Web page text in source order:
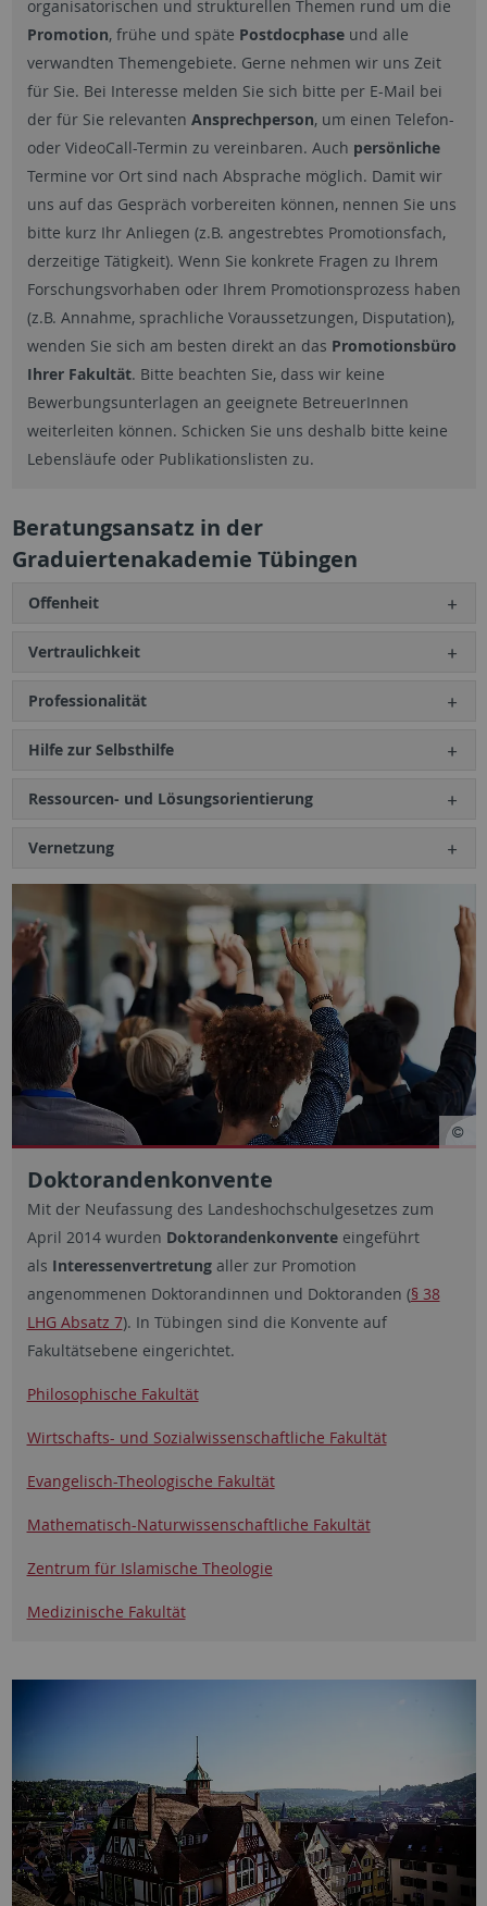
organisatorischen und strukturellen Themen rund um die
Promotion, frühe und späte Postdocphase und alle
verwandten Themengebiete. Gerne nehmen wir uns Zeit
für Sie. Bei Interesse melden Sie sich bitte per E-Mail bei
der für Sie relevanten Ansprechperson, um einen Telefon-
oder VideoCall-Termin zu vereinbaren. Auch persönliche
Termine vor Ort sind nach Absprache möglich. Damit wir
uns auf das Gespräch vorbereiten können, nennen Sie uns
bitte kurz Ihr Anliegen (z.B. angestrebtes Promotionsfach,
derzeitige Tätigkeit). Wenn Sie konkrete Fragen zu Ihrem
Forschungsvorhaben oder Ihrem Promotionsprozess haben
(z.B. Annahme, sprachliche Voraussetzungen, Disputation),
wenden Sie sich am besten direkt an das Promotionsbüro
Ihrer Fakultät. Bitte beachten Sie, dass wir keine
Bewerbungsunterlagen an geeignete BetreuerInnen
weiterleiten können. Schicken Sie uns deshalb bitte keine
Lebensläufe oder Publikationslisten zu.
Beratungsansatz in der
Graduiertenakademie Tübingen
Offenheit
Vertraulichkeit
Professionalität
Hilfe zur Selbsthilfe
Ressourcen- und Lösungsorientierung
Vernetzung
Doktorandenkonvente
Mit der Neufassung des Landeshochschulgesetzes zum
April 2014 wurden Doktorandenkonvente eingeführt
als Interessenvertretung aller zur Promotion
angenommenen Doktorandinnen und Doktoranden (§ 38
LHG Absatz 7). In Tübingen sind die Konvente auf
Fakultätsebene eingerichtet.
Philosophische Fakultät
Wirtschafts- und Sozialwissenschaftliche Fakultät
Evangelisch-Theologische Fakultät
Mathematisch-Naturwissenschaftliche Fakultät
Zentrum für Islamische Theologie
Medizinische Fakultät